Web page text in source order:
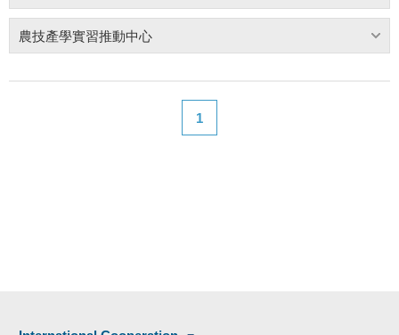
農技產學實習推動中心
1